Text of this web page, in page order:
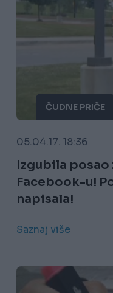
ČUDNE PRIČE
05.04.17. 18:36
Izgubila
Facebook-u!
napisala!
Saznaj više